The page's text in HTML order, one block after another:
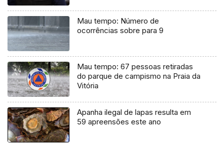
Mau tempo: Número de
ocorrências sobre para 9
Mau tempo: 67 pessoas retiradas
do parque de campismo na Praia da
Vitória
Apanha ilegal de lapas resulta em
59 apreensões este ano